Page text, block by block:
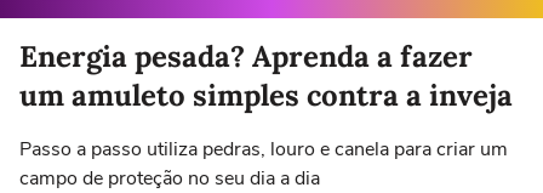
Selecione o signo para ver as notícias
Áries
21/03 a 20/04
Touro
21/04 a 20/05
Gêmeos
21/05 a 20/06
Câncer
Energia pesada? Aprenda a fazer
um amuleto simples contra a inveja
Passo a passo utiliza pedras, louro e canela para criar um
campo de proteção no seu dia a dia